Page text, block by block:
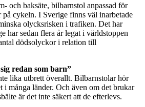
och baksäte, bilbarnstol anpassad för
på cykeln. I Sverige finns väl inarbetade
olycksrisken i trafiken. Det har
har sedan flera år legat i världstoppen
dödsolyckor i relation till
redan som barn”
lika utbrett överallt. Bilbarnstolar hör
i många länder. Och även om det brukar
är det inte säkert att de efterlevs.